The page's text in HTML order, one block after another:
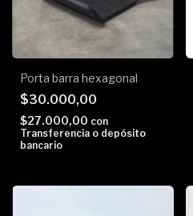
Porta barra hexagonal
$30.000,00
$27.000,00 con
Transferencia o depósito
bancario